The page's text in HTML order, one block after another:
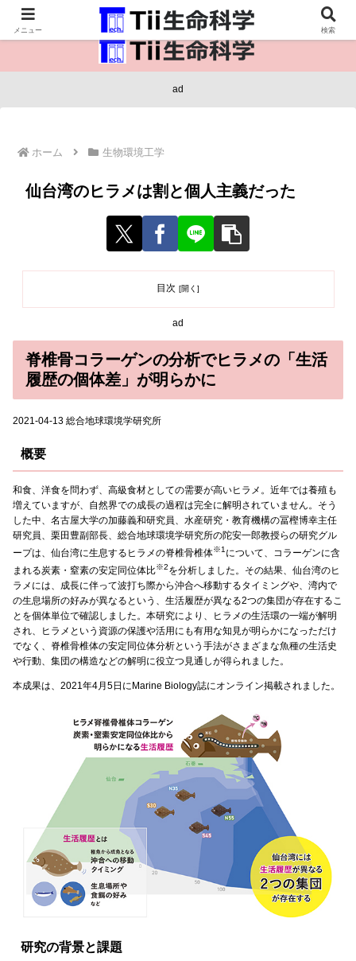
医療保健・生命・生物の情報インフラ。
ad
ホーム 生物環境工学
仙台湾のヒラメは割と個人主義だった
目次
ad
脊椎骨コラーゲンの分析でヒラメの「生活
履歴の個体差」が明らかに
2021-04-13 総合地球環境学研究所
概要
和食、洋食を問わず、高級食材としての需要が高いヒラメ。近年では養殖も
増えていますが、自然界での成長の過程は完全に解明されていません。そう
した中、名古屋大学の加藤義和研究員、水産研究・教育機構の冨樫博幸主任
研究員、栗田豊副部長、総合地球環境学研究所の陀安一郎教授らの研究グル
ープは、仙台湾に生息するヒラメの脊椎骨椎体※1 について、コラーゲンに含
まれる炭素・窒素の安定同位体比※2を分析しました。その結果、仙台湾のヒ
ラメには、成長に伴って波打ち際から沖合へ移動するタイミングや、湾内で
の生息場所の好みが異なるという、生活履歴が異なる2つの集団が存在するこ
とを個体単位で確認しました。本研究により、ヒラメの生活環の一端が解明
され、ヒラメという資源の保護や活用にも有用な知見が明らかになっただけ
でなく、脊椎骨椎体の安定同位体分析という手法がさまざまな魚種の生活史
や行動、集団の構造などの解明に役立つ見通しが得られました。
本成果は、2021年4月5日にMarine Biology誌にオンライン掲載されました。
研究の背景と課題
メニュー 検索